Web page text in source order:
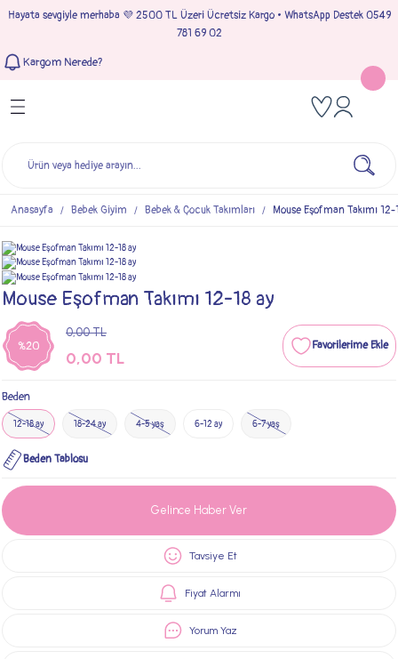
Hayata sevgiyle merhaba 💜 2500 TL Üzeri Ücretsiz Kargo • WhatsApp Destek 0549
781 69 02
Kargom Nerede?
Geri Dön
Geri Dön
Geri Dön
Geri Dön
Anasayfa Bebek Giyim Bebek & Çocuk Takımları Mouse Eşofman Takımı 12-
Mouse Eşofman Takımı 12-18 ay
%20
0,00 TL
0,00 TL
Beden
12-18 ay 18-24 ay 4-5 yaş 6-12 ay 6-7 yaş
Beden Tablosu
Gelince Haber Ver
Tavsiye Et
Fiyat Alarmı
Yorum Yaz